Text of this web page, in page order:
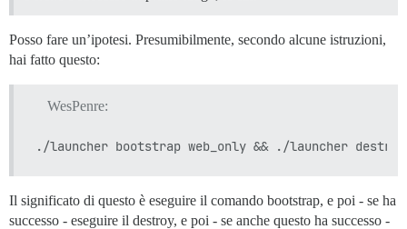
Posso fare un’ipotesi. Presumibilmente, secondo alcune istruzioni,
hai fatto questo:
WesPenre:
Il significato di questo è eseguire il comando bootstrap, e poi - se ha
successo - eseguire il destroy, e poi - se anche questo ha successo -